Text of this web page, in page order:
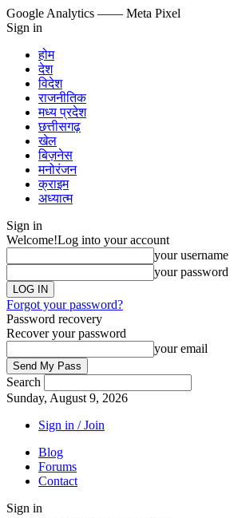
Google Analytics —— Meta Pixel
Sign in
होम
देश
विदेश
राजनीतिक
मध्य प्रदेश
छत्तीसगढ़
खेल
बिज़नेस
मनोरंजन
क्राइम
अध्यात्म
Sign in
Welcome!Log into your account
your username
your password
Forgot your password?
Password recovery
Recover your password
your email
Search
Sunday, August 9, 2026
Sign in / Join
Blog
Forums
Contact
Sign in